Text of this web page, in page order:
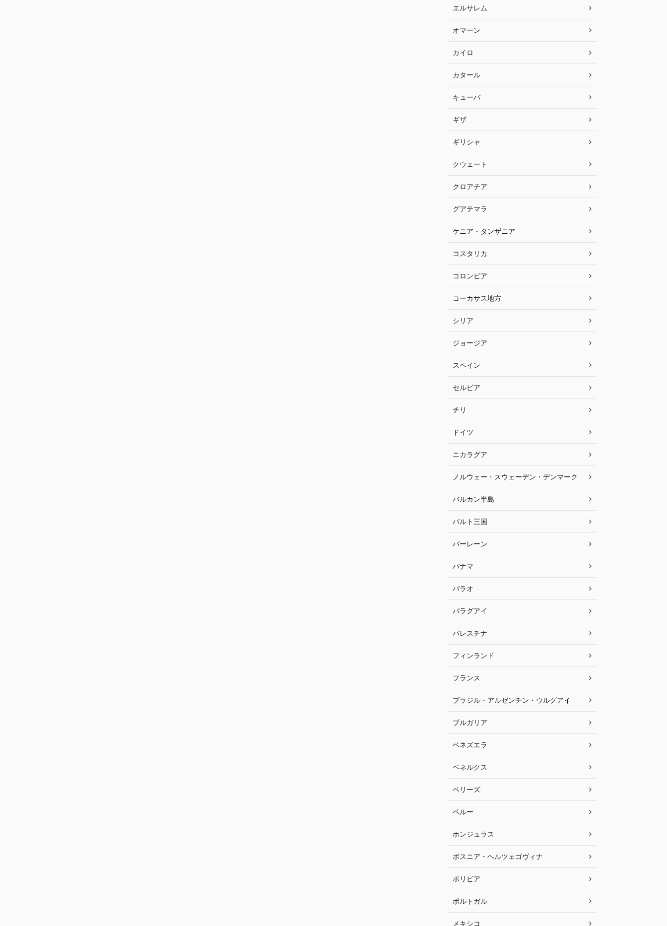
エルサレム
オマーン
カイロ
カタール
キューバ
ギザ
ギリシャ
クウェート
クロアチア
グアテマラ
ケニア・タンザニア
コスタリカ
コロンビア
コーカサス地方
シリア
ジョージア
スペイン
セルビア
チリ
ドイツ
ニカラグア
ノルウェー・スウェーデン・デンマーク
バルカン半島
バルト三国
バーレーン
パナマ
パラオ
パラグアイ
パレスチナ
フィンランド
フランス
ブラジル・アルゼンチン・ウルグアイ
ブルガリア
ベネズエラ
ベネルクス
ベリーズ
ペルー
ホンジュラス
ボスニア・ヘルツェゴヴィナ
ボリビア
ポルトガル
メキシコ